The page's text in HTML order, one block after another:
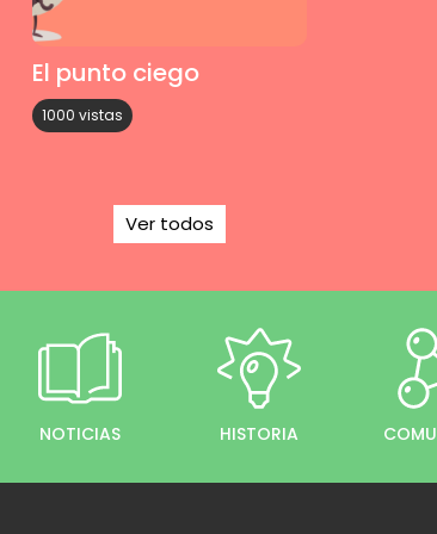
El punto ciego
1000 vistas
Ver todos
NOTICIAS HISTORIA